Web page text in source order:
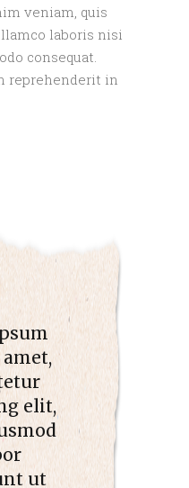
veniam, quis
laboris nisi
consequat.
reprehenderit in
elit,
ut